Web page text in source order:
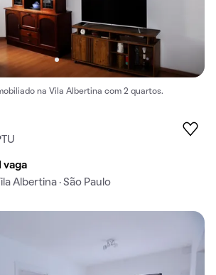
na Vila Albertina com 2 quartos.
vaga
Albertina · São Paulo